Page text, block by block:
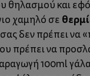
και
χαμηλό σε
σας δεν πρέπει να
πρέπει να
100ml